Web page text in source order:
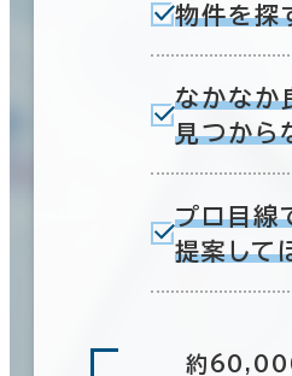
物件を探
なかなか
見つから
プロ目線
提案して
約